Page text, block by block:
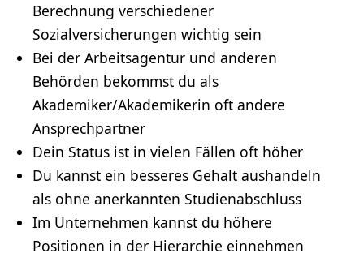
Berechnung verschiedener
Sozialversicherungen wichtig sein
Bei der Arbeitsagentur und anderen
Behörden bekommst du als
Akademiker/Akademikerin oft andere
Ansprechpartner
Dein Status ist in vielen Fällen oft höher
Du kannst ein besseres Gehalt aushandeln
als ohne anerkannten Studienabschluss
Im Unternehmen kannst du höhere
Positionen in der Hierarchie einnehmen